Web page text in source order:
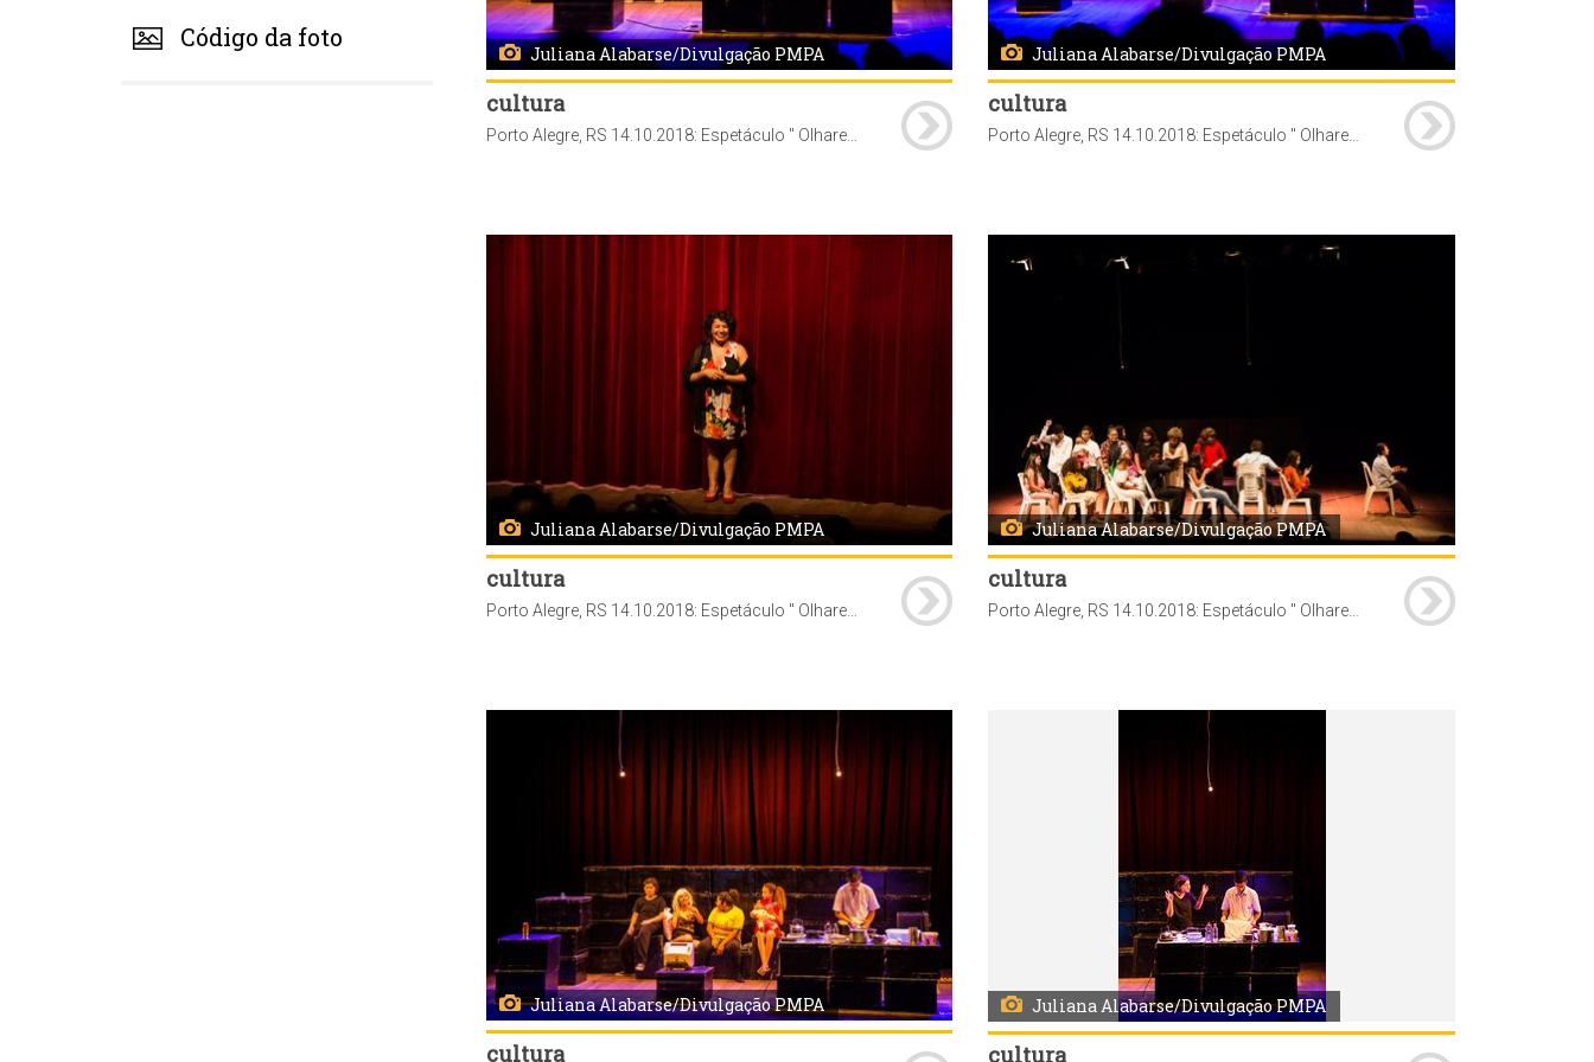
Código da foto
Juliana Alabarse/Divulgação PMPA
cultura
Porto Alegre, RS 14.10.2018: Espetáculo " Olhares ", no Teatro Renascença. A atração é parte integrante do Projeto Inclusão em Cena 2018, que ocorre até 14 de outubro (domingo), levando espetáculos a teatros, escolas e praças de Porto Alegre. Foto: Juliana Alabarse / Divulgação PMPA
Juliana Alabarse/Divulgação PMPA
cultura
Juliana Alabarse/Divulgação PMPA
cultura
Porto Alegre, RS 14.10.2018: Espetáculo " Olhares ", no Teatro Renascença. A atração é parte integrante do Projeto Inclusão em Cena 2018, que ocorre até 14 de outubro (domingo), levando espetáculos a teatros, escolas e praças de Porto Alegre. Foto: Juliana Alabarse / Divulgação PMPA
Juliana Alabarse/Divulgação PMPA
cultura
Juliana Alabarse/Divulgação PMPA
cultura
Juliana Alabarse/Divulgação PMPA
cultura